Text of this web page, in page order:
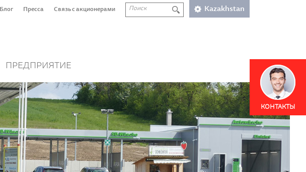
Блог Пресса Связь с акционерами Kazakhstan
ПРЕДПРИЯТИЕ
КОНТАКТЫ